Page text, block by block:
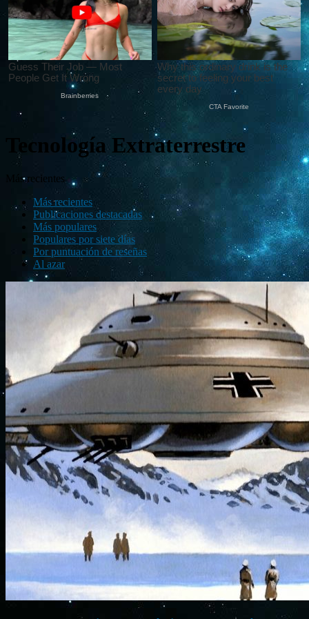
Tecnología Extraterrestre
Más recientes
Más recientes
Publicaciones destacadas
Más populares
Populares por siete días
Por puntuación de reseñas
Al azar